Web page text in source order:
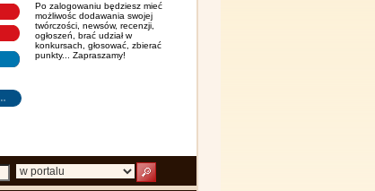
Po zalogowaniu będziesz mieć
możliwośc dodawania swojej
twórczości, newsów, recenzji,
ogłoszeń, brać udział w
konkursach, głosować, zbierać
punkty... Zapraszamy!